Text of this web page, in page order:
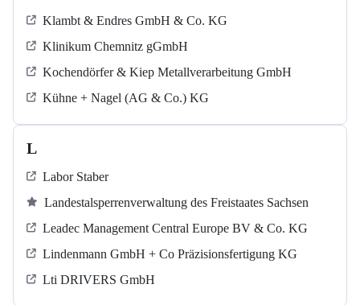
Klambt & Endres GmbH & Co. KG
Klinikum Chemnitz gGmbH
Kochendörfer & Kiep Metallverarbeitung GmbH
Kühne + Nagel (AG & Co.) KG
L
Labor Staber
Landestalsperrenverwaltung des Freistaates Sachsen
Leadec Management Central Europe BV & Co. KG
Lindenmann GmbH + Co Präzisionsfertigung KG
Lti DRIVERS GmbH